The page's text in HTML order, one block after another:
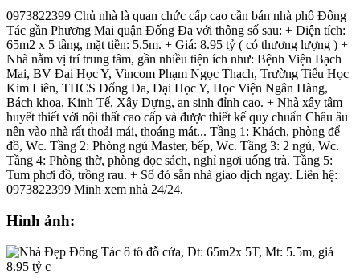
0973822399 Chủ nhà là quan chức cấp cao cần bán nhà phố Đông
Tác gần Phương Mai quận Đống Đa với thông số sau: + Diện tích:
65m2 x 5 tầng, mặt tiền: 5.5m. + Giá: 8.95 tỷ ( có thương lượng ) +
Nhà nằm vị trí trung tâm, gần nhiều tiện ích như: Bệnh Viện Bạch
Mai, BV Đại Học Y, Vincom Phạm Ngọc Thạch, Trường Tiểu Học
Kim Liên, THCS Đống Đa, Đại Học Y, Học Viện Ngân Hàng,
Bách khoa, Kinh Tế, Xây Dựng, an sinh đỉnh cao. + Nhà xây tâm
huyết thiết với nội thất cao cấp và được thiết kế quy chuẩn Châu âu
nên vào nhà rất thoải mái, thoáng mát... Tầng 1: Khách, phòng để
đồ, Wc. Tầng 2: Phòng ngủ Master, bếp, Wc. Tầng 3: 2 ngủ, Wc.
Tầng 4: Phòng thờ, phòng đọc sách, nghỉ ngơi uống trà. Tầng 5:
Tum phơi đồ, trồng rau. + Sổ đỏ sẵn nhà giao dịch ngay. Liên hệ:
0973822399 Minh xem nhà 24/24.
Hình ảnh: